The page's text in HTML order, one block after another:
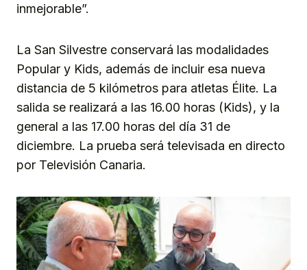
inmejorable”.
La San Silvestre conservará las modalidades
Popular y Kids, además de incluir esa nueva
distancia de 5 kilómetros para atletas Élite. La
salida se realizará a las 16.00 horas (Kids), y la
general a las 17.00 horas del día 31 de
diciembre. La prueba será televisada en directo
por Televisión Canaria.